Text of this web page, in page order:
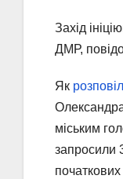
Захід
ДМР,
Як
міським
запросили
початкових